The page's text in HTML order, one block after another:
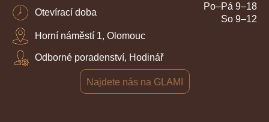
Otevírací doba
Po–Pá 9–18
So 9–12
Horní náměstí 1, Olomouc
Odborné poradenství, Hodinář
Najdete nás na GLAMI